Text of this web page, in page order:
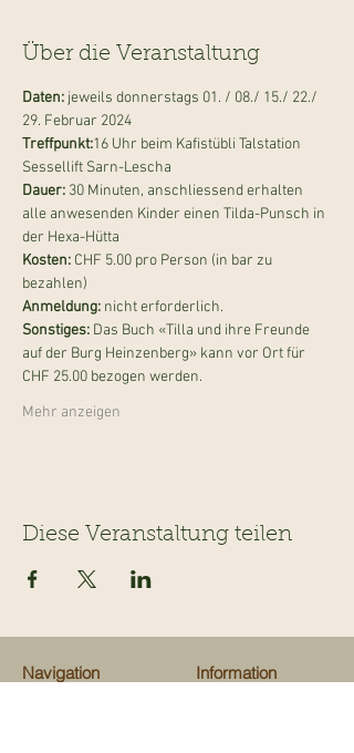
Über die Veranstaltung
Daten: jeweils donnerstags 01. / 08./ 15./ 22./
29. Februar 2024
Treffpunkt:16 Uhr beim Kafistübli Talstation
Sessellift Sarn-Lescha
Dauer: 30 Minuten, anschliessend erhalten
alle anwesenden Kinder einen Tilda-Punsch in
der Hexa-Hütta
Kosten: CHF 5.00 pro Person (in bar zu
bezahlen)
Anmeldung: nicht erforderlich.
Sonstiges: Das Buch «Tilla und ihre Freunde
auf der Burg Heinzenberg» kann vor Ort für
CHF 25.00 bezogen werden.
Mehr anzeigen
Diese Veranstaltung teilen
Navigation Information